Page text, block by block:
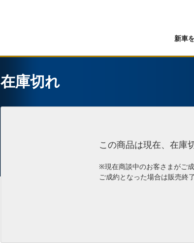
新車
在庫切れ
この商品は現在、在庫
※現在商談中のお客さまがご
ご成約となった場合は販売終